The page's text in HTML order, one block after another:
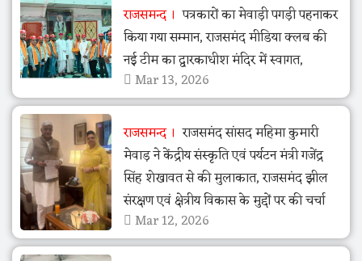
राजसमन्द
पत्रकारों का मेवाड़ी पगड़ी पहनाकर
किया गया सम्मान, राजसमंद मीडिया क्लब की
नई टीम का द्वारकाधीश मंदिर में स्वागत,
Mar 13, 2026
राजसमन्द
राजसमंद सांसद महिमा कुमारी
मेवाड़ ने केंद्रीय संस्कृति एवं पर्यटन मंत्री गजेंद्र
सिंह शेखावत से की मुलाकात, राजसमंद झील
संरक्षण एवं क्षेत्रीय विकास के मुद्दों पर की चर्चा
Mar 12, 2026